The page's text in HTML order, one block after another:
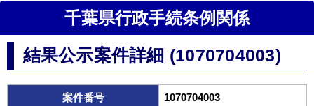
千葉県行政手続条例関係
結果公示案件詳細 (1070704003)
案件番号 1070704003